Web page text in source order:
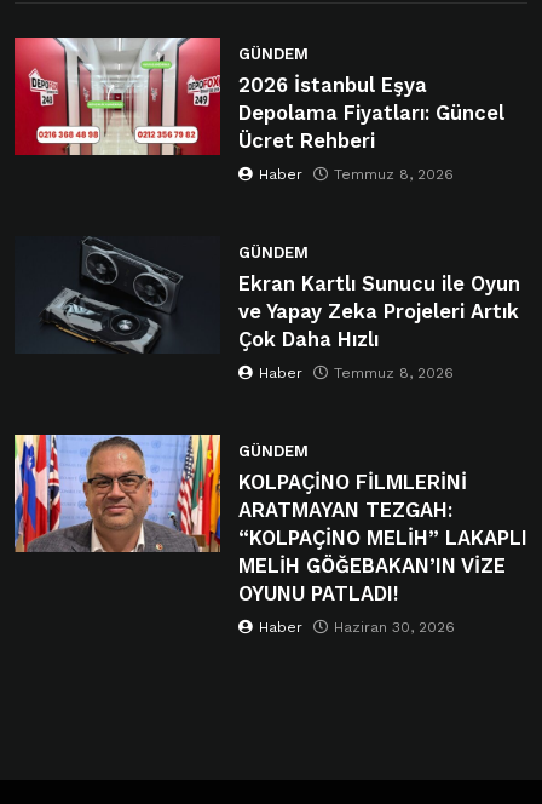
GÜNDEM
2026 İstanbul Eşya
Depolama Fiyatları: Güncel
Ücret Rehberi
Haber Temmuz 8, 2026
GÜNDEM
Ekran Kartlı Sunucu ile Oyun
ve Yapay Zeka Projeleri Artık
Çok Daha Hızlı
Haber Temmuz 8, 2026
GÜNDEM
KOLPAÇİNO FİLMLERİNİ
ARATMAYAN TEZGAH:
“KOLPAÇİNO MELİH” LAKAPLI
MELİH GÖĞEBAKAN’IN VİZE
OYUNU PATLADI!
Haber Haziran 30, 2026